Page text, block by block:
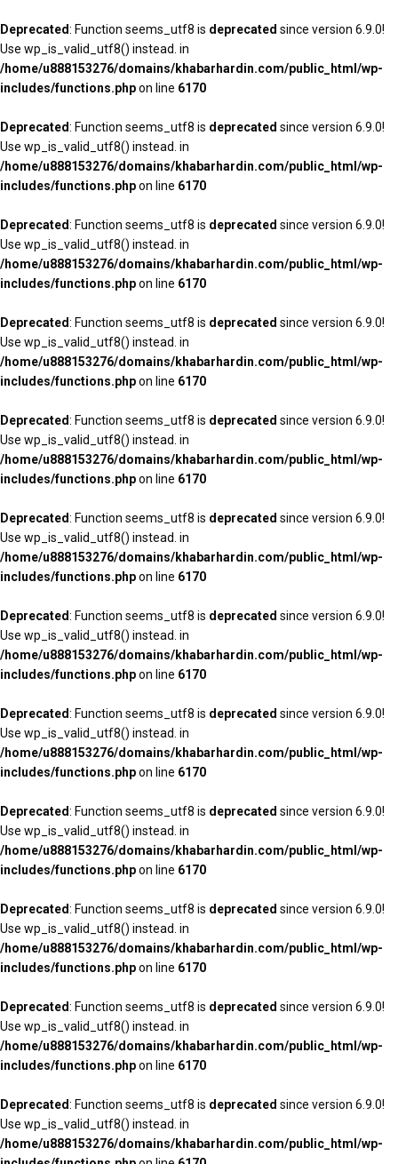
Deprecated: Function seems_utf8 is deprecated since version 6.9.0!
Use wp_is_valid_utf8() instead. in
/home/u888153276/domains/khabarhardin.com/public_html/wp-
includes/functions.phpon line 6170
Deprecated: Function seems_utf8 is deprecated since version 6.9.0!
Use wp_is_valid_utf8() instead. in
/home/u888153276/domains/khabarhardin.com/public_html/wp-
includes/functions.phpon line 6170
Deprecated: Function seems_utf8 is deprecated since version 6.9.0!
Use wp_is_valid_utf8() instead. in
/home/u888153276/domains/khabarhardin.com/public_html/wp-
includes/functions.phpon line 6170
Deprecated: Function seems_utf8 is deprecated since version 6.9.0!
Use wp_is_valid_utf8() instead. in
/home/u888153276/domains/khabarhardin.com/public_html/wp-
includes/functions.phpon line 6170
Deprecated: Function seems_utf8 is deprecated since version 6.9.0!
Use wp_is_valid_utf8() instead. in
/home/u888153276/domains/khabarhardin.com/public_html/wp-
includes/functions.phpon line 6170
Deprecated: Function seems_utf8 is deprecated since version 6.9.0!
Use wp_is_valid_utf8() instead. in
/home/u888153276/domains/khabarhardin.com/public_html/wp-
includes/functions.phpon line 6170
Deprecated: Function seems_utf8 is deprecated since version 6.9.0!
Use wp_is_valid_utf8() instead. in
/home/u888153276/domains/khabarhardin.com/public_html/wp-
includes/functions.phpon line 6170
Deprecated: Function seems_utf8 is deprecated since version 6.9.0!
Use wp_is_valid_utf8() instead. in
/home/u888153276/domains/khabarhardin.com/public_html/wp-
includes/functions.phpon line 6170
Deprecated: Function seems_utf8 is deprecated since version 6.9.0!
Use wp_is_valid_utf8() instead. in
/home/u888153276/domains/khabarhardin.com/public_html/wp-
includes/functions.phpon line 6170
Deprecated: Function seems_utf8 is deprecated since version 6.9.0!
Use wp_is_valid_utf8() instead. in
/home/u888153276/domains/khabarhardin.com/public_html/wp-
includes/functions.phpon line 6170
Deprecated: Function seems_utf8 is deprecated since version 6.9.0!
Use wp_is_valid_utf8() instead. in
/home/u888153276/domains/khabarhardin.com/public_html/wp-
includes/functions.phpon line 6170
Deprecated: Function seems_utf8 is deprecated since version 6.9.0!
Use wp_is_valid_utf8() instead. in
/home/u888153276/domains/khabarhardin.com/public_html/wp-